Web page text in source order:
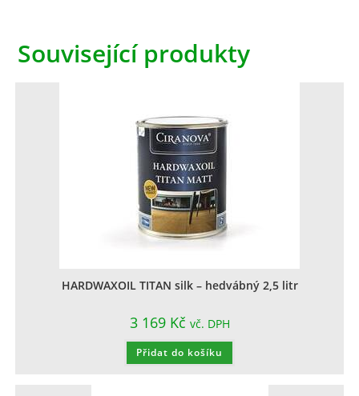
Související produkty
HARDWAXOIL TITAN silk – hedvábný 2,5 litr
3 169 Kč vč. DPH
Přidat do košíku